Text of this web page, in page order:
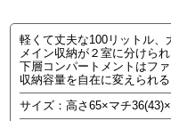
軽くて丈夫な100リットル、
メイン収納が２室に分けら
下層コンパートメントはフ
収納容量を自在に変えられ
サイズ：高さ65×マチ